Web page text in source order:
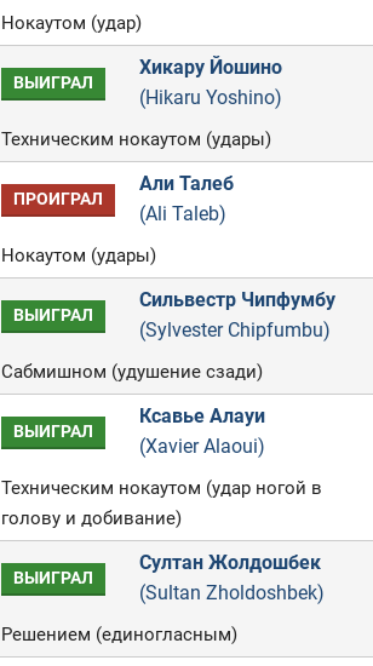
Нокаутом (удар)
ВЫИГРАЛ
Хикару Йошино
(Hikaru Yoshino)
Техническим нокаутом (удары)
ПРОИГРАЛ
Али Талеб
(Ali Taleb)
Нокаутом (удары)
ВЫИГРАЛ
Сильвестр Чипфумбу
(Sylvester Chipfumbu)
Сабмишном (удушение сзади)
ВЫИГРАЛ
Ксавье Алауи
(Xavier Alaoui)
Техническим нокаутом (удар ногой в
голову и добивание)
ВЫИГРАЛ
Султан Жолдошбек
(Sultan Zholdoshbek)
Решением (единогласным)